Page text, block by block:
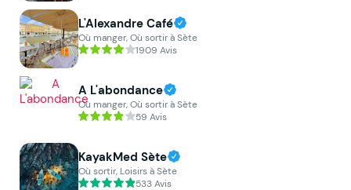
L'Alexandre Café
Où manger, Où sortir à Sète
1909 Avis
A L'abondance
Où manger, Où sortir à Sète
59 Avis
KayakMed Sète
Où sortir, Loisirs à Sète
533 Avis